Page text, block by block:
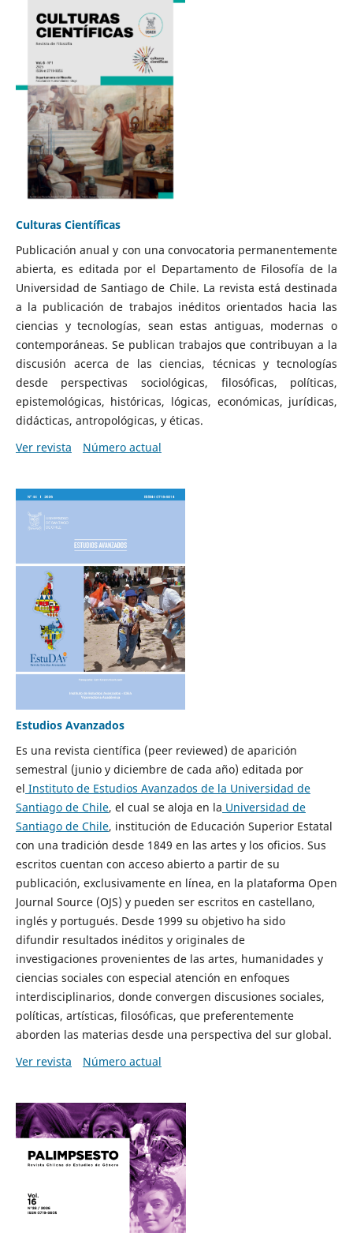
Culturas Científicas
Publicación anual y con una convocatoria permanentemente
abierta, es editada por el Departamento de Filosofía de la
Universidad de Santiago de Chile. La revista está destinada
a la publicación de trabajos inéditos orientados hacia las
ciencias y tecnologías, sean estas antiguas, modernas o
contemporáneas. Se publican trabajos que contribuyan a la
discusión acerca de las ciencias, técnicas y tecnologías
desde perspectivas sociológicas, filosóficas, políticas,
epistemológicas, históricas, lógicas, económicas, jurídicas,
didácticas, antropológicas, y éticas.
Ver revista
Número actual
Estudios Avanzados
Es una revista científica (peer reviewed) de aparición
semestral (junio y diciembre de cada año) editada por
el Instituto de Estudios Avanzados de la Universidad de
Santiago de Chile, el cual se aloja en la Universidad de
Santiago de Chile, institución de Educación Superior Estatal
con una tradición desde 1849 en las artes y los oficios. Sus
escritos cuentan con acceso abierto a partir de su
publicación, exclusivamente en línea, en la plataforma Open
Journal Source (OJS) y pueden ser escritos en castellano,
inglés y portugués. Desde 1999 su objetivo ha sido
difundir resultados inéditos y originales de
investigaciones provenientes de las artes, humanidades y
ciencias sociales con especial atención en enfoques
interdisciplinarios, donde convergen discusiones sociales,
políticas, artísticas, filosóficas, que preferentemente
aborden las materias desde una perspectiva del sur global.
Ver revista
Número actual